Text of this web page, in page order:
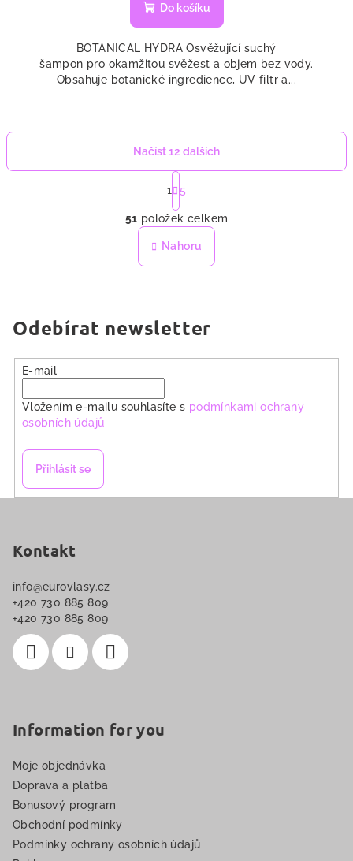
Do košíku
BOTANICAL HYDRA Osvěžující suchý
šampon pro okamžitou svěžest a objem bez vody.
Obsahuje botanické ingredience, UV filtr a...
O
v
l
á
í
k
i
Načíst 12 dalších
S
t
r
á
n
k
o
í
1 5
51 položek celkem
Nahoru
Odebírat newsletter
E-mail
Vložením e-mailu souhlasíte s podmínkami ochrany
osobních údajů
Přihlásit se
Kontakt
info@eurovlasy.cz
+420 730 885 809
+420 730 885 809
Information for you
Moje objednávka
Doprava a platba
Bonusový program
Obchodní podmínky
Podmínky ochrany osobních údajů